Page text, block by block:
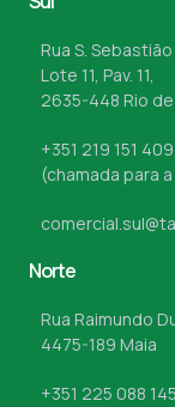
Rua S. Sebastião
Lote 11, Pav. 11,
2635-448 Rio
+351 219 151 409
(chamada para
Norte
Rua Raimundo
4475-189 Maia
+351 225 088 145